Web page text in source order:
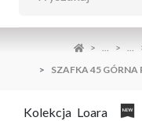
... ...
SZAFKA 45
Kolekcja Loara